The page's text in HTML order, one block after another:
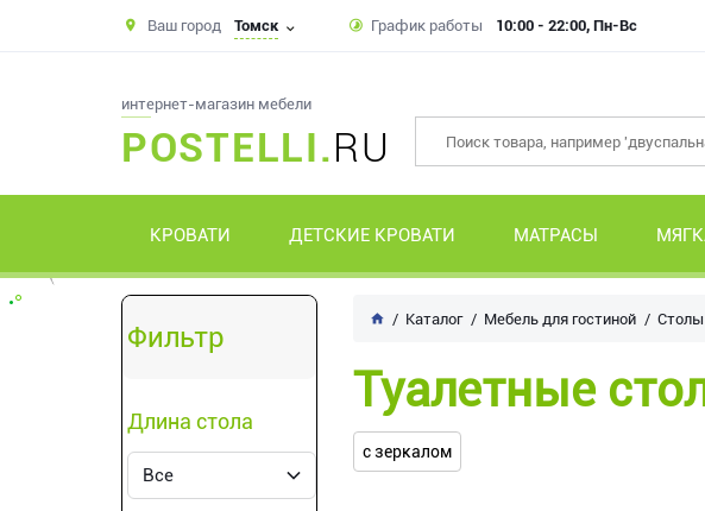
Ваш город Томск График работы 10:00 - 22:00, Пн-Вс
интернет-магазин мебели
POSTELLI.RU
КРОВАТИ ДЕТСКИЕ КРОВАТИ МАТРАСЫ
Фильтр
Длина стола
Каталог Мебель для гостиной Столы
Туалетные
с зеркалом